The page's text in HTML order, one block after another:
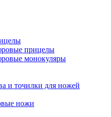
прицелы
монокуляры
и точилки для ножей
ножи